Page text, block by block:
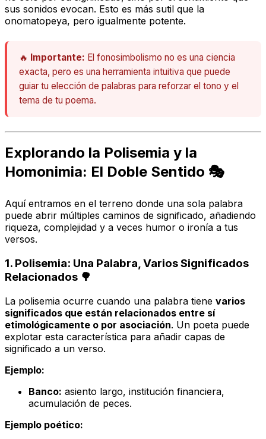
sus sonidos evocan. Esto es más sutil que la
onomatopeya, pero igualmente potente.
🔥 Importante: El fonosimbolismo no es una ciencia
exacta, pero es una herramienta intuitiva que puede
guiar tu elección de palabras para reforzar el tono y el
tema de tu poema.
Explorando la Polisemia y la
Homonimia: El Doble Sentido 🎭
Aquí entramos en el terreno donde una sola palabra
puede abrir múltiples caminos de significado, añadiendo
riqueza, complejidad y a veces humor o ironía a tus
versos.
1. Polisemia: Una Palabra, Varios Significados
Relacionados 🌳
La polisemia ocurre cuando una palabra tiene varios
significados que están relacionados entre sí
etimológicamente o por asociación. Un poeta puede
explotar esta característica para añadir capas de
significado a un verso.
Ejemplo:
Banco: asiento largo, institución financiera,
acumulación de peces.
Ejemplo poético: